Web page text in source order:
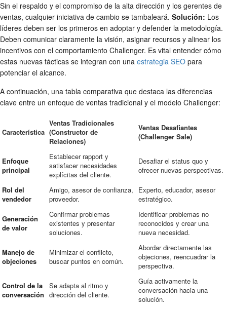
Sin el respaldo y el compromiso de la alta dirección y los gerentes de
ventas, cualquier iniciativa de cambio se tambaleará. Solución: Los
líderes deben ser los primeros en adoptar y defender la metodología.
Deben comunicar claramente la visión, asignar recursos y alinear los
incentivos con el comportamiento Challenger. Es vital entender cómo
estas nuevas tácticas se integran con una estrategia SEO para
potenciar el alcance.
A continuación, una tabla comparativa que destaca las diferencias
clave entre un enfoque de ventas tradicional y el modelo Challenger:
Característica
Ventas Tradicionales
(Constructor de
Relaciones)
Ventas Desafiantes
(Challenger Sale)
Enfoque
principal
Establecer rapport y
satisfacer necesidades
explícitas del cliente.
Desafiar el status quo y
ofrecer nuevas perspectivas.
Rol del
vendedor
Amigo, asesor de confianza,
proveedor.
Experto, educador, asesor
estratégico.
Generación
de valor
Confirmar problemas
existentes y presentar
soluciones.
Identificar problemas no
reconocidos y crear una
nueva necesidad.
Manejo de
objeciones
Minimizar el conflicto,
buscar puntos en común.
Abordar directamente las
objeciones, reencuadrar la
perspectiva.
Control de la
conversación
Se adapta al ritmo y
dirección del cliente.
Guía activamente la
conversación hacia una
solución.